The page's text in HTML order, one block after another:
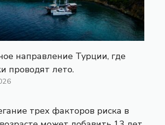
направление Турции, где
проводят лето.